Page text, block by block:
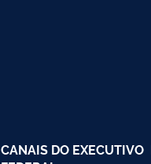
CANAIS DO EXECUTIVO